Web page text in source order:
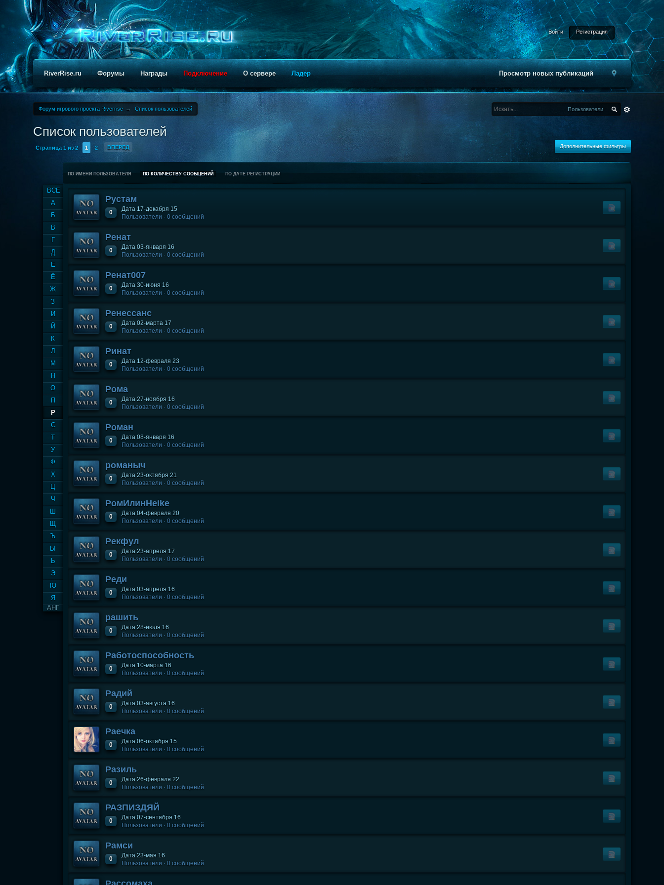
Войти Регистрация
Просмотр новых публикаций
RiverRise.ru Форумы Награды Подключение О сервере Ладер
Форум игрового проекта Riverrise → Список пользователей Пользователи
Список пользователей
Страница 1 из 2 1 2 ВПЕРЕД Дополнительные фильтры
ВСЕ
А
Б
В
Г
Д
Е
Ё
Ж
З
И
Й
К
Л
М
Н
О
П
Р
С
Т
У
Ф
Х
Ц
Ч
Ш
Щ
Ъ
Ы
Ь
Э
Ю
Я
АНГ
ПО ИМЕНИ ПОЛЬЗОВАТЕЛЯ ПО КОЛИЧЕСТВУ СООБЩЕНИЙ ПО ДАТЕ РЕГИСТРАЦИИ
Рустам
0
Дата 17-декабря 15
Пользователи · 0 сообщений
Ренат
0
Дата 03-января 16
Пользователи · 0 сообщений
Ренат007
0
Дата 30-июня 16
Пользователи · 0 сообщений
Ренессанс
0
Дата 02-марта 17
Пользователи · 0 сообщений
Ринат
0
Дата 12-февраля 23
Пользователи · 0 сообщений
Рома
0
Дата 27-ноября 16
Пользователи · 0 сообщений
Роман
0
Дата 08-января 16
Пользователи · 0 сообщений
романыч
0
Дата 23-октября 21
Пользователи · 0 сообщений
РомИлинHeike
0
Дата 04-февраля 20
Пользователи · 0 сообщений
Рекфул
0
Дата 23-апреля 17
Пользователи · 0 сообщений
Реди
0
Дата 03-апреля 16
Пользователи · 0 сообщений
рашить
0
Дата 28-июля 16
Пользователи · 0 сообщений
Работоспособность
0
Дата 10-марта 16
Пользователи · 0 сообщений
Радий
0
Дата 03-августа 16
Пользователи · 0 сообщений
Раечка
0
Дата 06-октября 15
Пользователи · 0 сообщений
Разиль
0
Дата 26-февраля 22
Пользователи · 0 сообщений
РАЗПИЗДЯЙ
0
Дата 07-сентября 16
Пользователи · 0 сообщений
Рамси
0
Дата 23-мая 16
Пользователи · 0 сообщений